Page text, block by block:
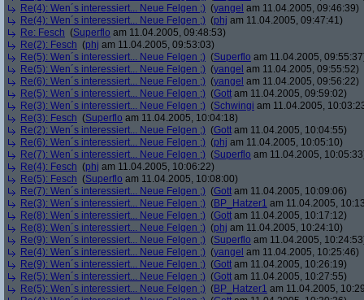
Re(4): Wen´s interessiert... Neue Felgen ;) (yangel am 11.04.2005, 09:46:39)
Re(4): Wen´s interessiert... Neue Felgen ;) (phj am 11.04.2005, 09:47:41)
Re: Fesch (Superflo am 11.04.2005, 09:48:53)
Re(2): Fesch (phj am 11.04.2005, 09:53:03)
Re(5): Wen´s interessiert... Neue Felgen ;) (Superflo am 11.04.2005,
Re(5): Wen´s interessiert... Neue Felgen ;) (yangel am 11.04.2005, 09:55:52)
Re(6): Wen´s interessiert... Neue Felgen ;) (yangel am 11.04.2005, 09:56:22)
Re(5): Wen´s interessiert... Neue Felgen ;) (Gott am 11.04.2005, 09:59:02)
Re(3): Wen´s interessiert... Neue Felgen ;) (Schwingi am 11.04.2005,
Re(3): Fesch (Superflo am 11.04.2005, 10:04:18)
Re(2): Wen´s interessiert... Neue Felgen ;) (Gott am 11.04.2005, 10:04:55)
Re(6): Wen´s interessiert... Neue Felgen ;) (phj am 11.04.2005, 10:05:10)
Re(7): Wen´s interessiert... Neue Felgen ;) (Superflo am 11.04.2005,
Re(4): Fesch (phj am 11.04.2005, 10:06:22)
Re(5): Fesch (Superflo am 11.04.2005, 10:08:00)
Re(7): Wen´s interessiert... Neue Felgen ;) (Gott am 11.04.2005, 10:09:06)
Re(3): Wen´s interessiert... Neue Felgen ;) (BP_Hatzer1 am 11.04.2005,
Re(8): Wen´s interessiert... Neue Felgen ;) (Gott am 11.04.2005, 10:17:12)
Re(8): Wen´s interessiert... Neue Felgen ;) (phj am 11.04.2005, 10:24:10)
Re(9): Wen´s interessiert... Neue Felgen ;) (Superflo am 11.04.2005,
Re(4): Wen´s interessiert... Neue Felgen ;) (yangel am 11.04.2005, 10:25:46)
Re(9): Wen´s interessiert... Neue Felgen ;) (Gott am 11.04.2005, 10:26:19)
Re(5): Wen´s interessiert... Neue Felgen ;) (Gott am 11.04.2005, 10:27:55)
Re(5): Wen´s interessiert... Neue Felgen ;) (BP_Hatzer1 am 11.04.2005,